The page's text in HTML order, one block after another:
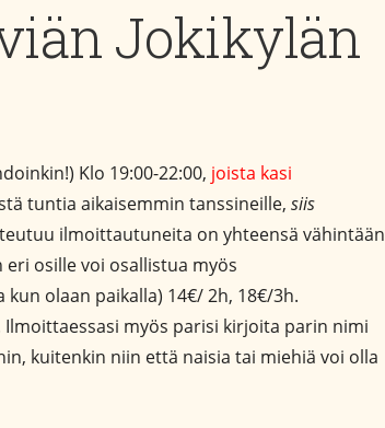
Jokikylän
Klo 19:00-22:00, joista kasi
tuntia aikaisemmin tanssineille, siis
ilmoittautuneita on yhteensä vähintään
osille voi osallistua myös
olaan paikalla) 14€/ 2h, 18€/3h.
myös parisi kirjoita parin nimi
kuitenkin niin että naisia tai miehiä voi olla